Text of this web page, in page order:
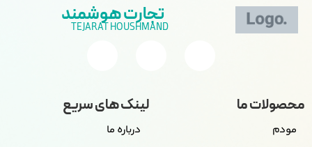
تجارت هوشمند
TEJARAT HOUSHMAND
محصولات ما
مودم
لینک های سریع
درباره ما